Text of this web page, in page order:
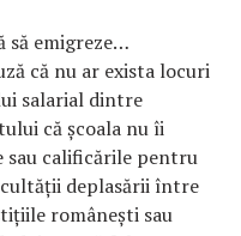
să emigreze…
că nu ar exista locuri
salarial dintre
că școala nu îi
sau calificările pentru
deplasării între
românești sau